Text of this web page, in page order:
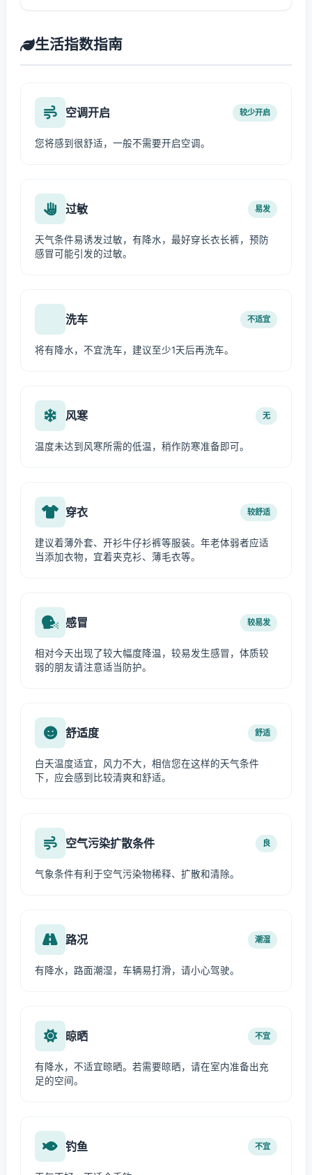
生活指数指南
空调开启 较少开启
您将感到很舒适，一般不需要开启空调。
过敏 易发
天气条件易诱发过敏，有降水，最好穿长衣长裤，预防
感冒可能引发的过敏。
洗车 不适宜
将有降水，不宜洗车，建议至少1天后再洗车。
风寒 无
温度未达到风寒所需的低温，稍作防寒准备即可。
穿衣 较舒适
建议着薄外套、开衫牛仔衫裤等服装。年老体弱者应适
当添加衣物，宜着夹克衫、薄毛衣等。
感冒 较易发
相对今天出现了较大幅度降温，较易发生感冒，体质较
弱的朋友请注意适当防护。
舒适度 舒适
白天温度适宜，风力不大，相信您在这样的天气条件
下，应会感到比较清爽和舒适。
空气污染扩散条件 良
气象条件有利于空气污染物稀释、扩散和清除。
路况 潮湿
有降水，路面潮湿，车辆易打滑，请小心驾驶。
晾晒 不宜
有降水，不适宜晾晒。若需要晾晒，请在室内准备出充
足的空间。
钓鱼 不宜